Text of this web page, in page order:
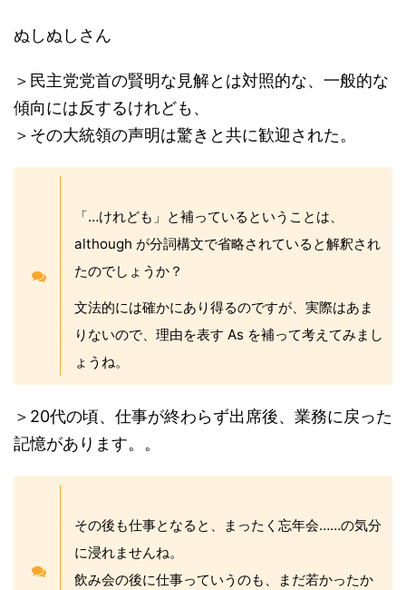
ぬしぬしさん
＞民主党党首の賢明な見解とは対照的な、一般的な
傾向には反するけれども、
＞その大統領の声明は驚きと共に歓迎された。
「…けれども」と補っているということは、
although が分詞構文で省略されていると解釈され
たのでしょうか？
文法的には確かにあり得るのですが、実際はあま
りないので、理由を表す As を補って考えてみまし
ょうね。
＞20代の頃、仕事が終わらず出席後、業務に戻った
記憶があります。。
その後も仕事となると、まったく忘年会……の気分
に浸れませんね。
飲み会の後に仕事っていうのも、まだ若かったか